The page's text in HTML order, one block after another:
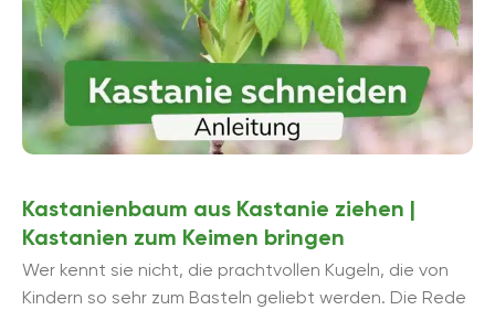
Kastanienbaum aus Kastanie ziehen |
Kastanien zum Keimen bringen
Wer kennt sie nicht, die prachtvollen Kugeln, die von
Kindern so sehr zum Basteln geliebt werden. Die Rede